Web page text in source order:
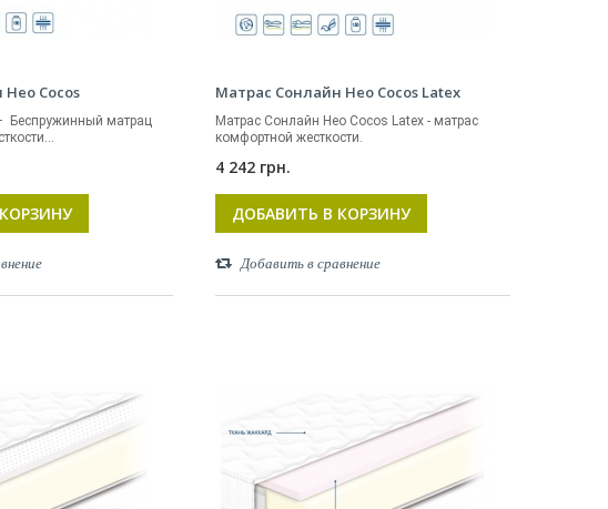
Cocos
Беспружинный матрац
Матрас Сонлайн Нео Cocos Latex
Матрас Сонлайн Нео Cocos Latex - матрас
комфортной жесткости.
4 242 грн.
ДОБАВИТЬ В КОРЗИНУ
Добавить в сравнение